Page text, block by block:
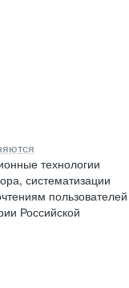
технологии
систематизации
пользователей
Российской